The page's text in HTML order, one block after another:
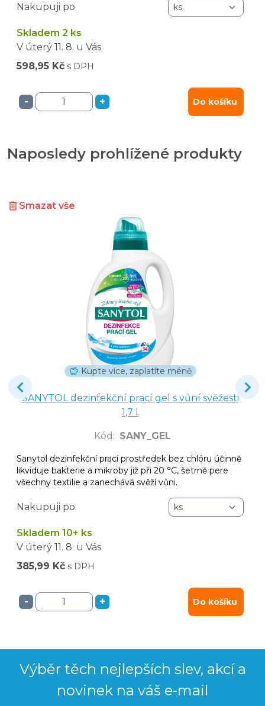
Nakupuji po
Skladem 2 ks
V úterý 11. 8. u Vás
598,95 Kč s DPH
- + Do košíku
Naposledy prohlížené produkty
Smazat vše
Kupte více, zaplatíte méně
SANYTOL dezinfekční prací gel s vůní svěžesti
1,7 l
Kód : SANY_GEL
Sanytol dezinfekční prací prostředek bez chlóru účinně
likviduje bakterie a mikroby již při 20 °C, šetrně pere
všechny textilie a zanechává svěží vůni.
Nakupuji po
Skladem 10+ ks
V úterý 11. 8. u Vás
385,99 Kč s DPH
- + Do košíku
Výběr těch nejlepších slev, akcí a
novinek na váš e-mail